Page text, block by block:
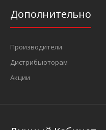
Дополнительно
Производители
Дистрибьюторам
Акции